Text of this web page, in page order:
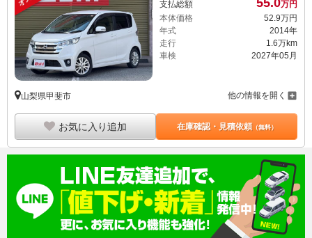
支払総額 55.0万円
本体価格
52.9万円
年式
2014年
走行
1.6万km
車検
2027年05月
山梨県甲斐市 他の情報を開く
お気に入り追加 在庫確認・見積依頼（無料）